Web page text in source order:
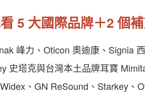
5 大國際品牌＋2 個
峰力、Oticon 奧迪康、Signia
史塔克與台灣本土品牌耳寶
、GN ReSound、Starkey、